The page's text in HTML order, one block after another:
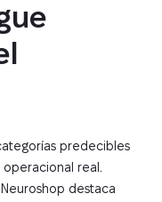
predecibles
real.
destaca